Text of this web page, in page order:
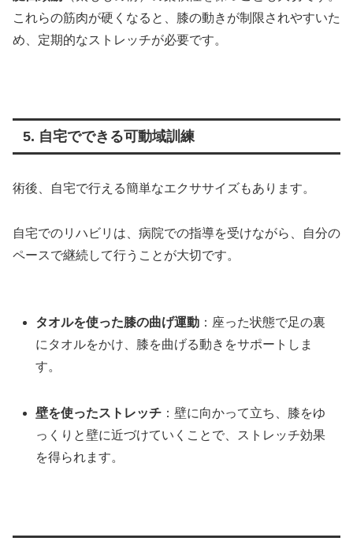
これらの筋肉が硬くなると、膝の動きが制限されやすいた
め、定期的なストレッチが必要です。
5. 自宅でできる可動域訓練
術後、自宅で行える簡単なエクササイズもあります。
自宅でのリハビリは、病院での指導を受けながら、自分の
ペースで継続して行うことが大切です。
タオルを使った膝の曲げ運動 ：座った状態で足の裏
にタオルをかけ、膝を曲げる動きをサポートしま
す。
壁を使ったストレッチ ：壁に向かって立ち、膝をゆ
っくりと壁に近づけていくことで、ストレッチ効果
を得られます。